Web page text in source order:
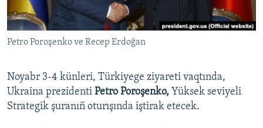
Русский
Українською
Petro Poroşenko ve Recep Erdoğan
Noyabr 3-4 künleri, Türkiyege ziyareti vaqtında,
Ukraina prezidenti Petro Poroşenko, Yüksek seviyeli
Strategik şuranıñ oturışında iştirak etecek.